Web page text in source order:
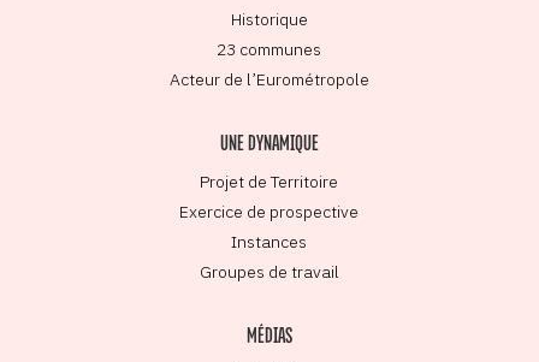
Historique
23 communes
Acteur de l’Eurométropole
UNE DYNAMIQUE
Projet de Territoire
Exercice de prospective
Instances
Groupes de travail
MÉDIAS